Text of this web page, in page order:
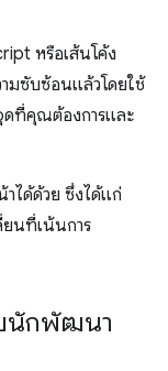
หรือเส้นโค้ง
มซับซ้อนแล้วโดยใช้
ที่คุณต้องการและ
ได้ด้วย ซึ่งได้แก่
ยนที่เน้นการ
นักพัฒนา